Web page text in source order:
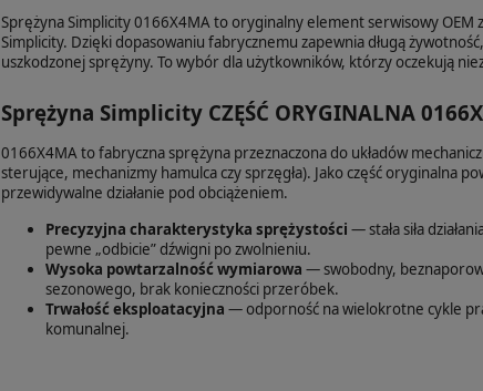
Sprężyna Simplicity 0166X4MA to oryginalny element serwisowy
Simplicity. Dzięki dopasowaniu fabrycznemu zapewnia długą
uszkodzonej sprężyny. To wybór dla użytkowników, którzy oczekują
Sprężyna Simplicity CZĘŚĆ ORYGINALNA
0166X4MA to fabryczna sprężyna przeznaczona do układów
sterujące, mechanizmy hamulca czy sprzęgła). Jako część oryginalna
przewidywalne działanie pod obciążeniem.
Precyzyjna charakterystyka sprężystości — stała siła
pewne „odbicie” dźwigni po zwolnieniu.
Wysoka powtarzalność wymiarowa — swobodny,
sezonowego, brak konieczności przeróbek.
Trwałość eksploatacyjna — odporność na wielokrotne cykle
komunalnej.